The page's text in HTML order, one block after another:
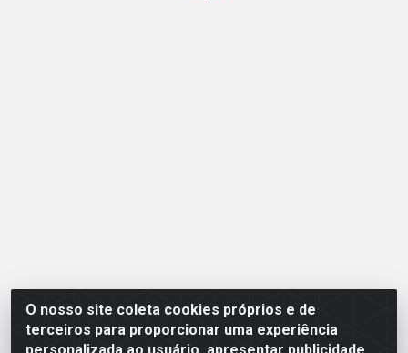
O nosso site coleta cookies próprios e de
terceiros para proporcionar uma experiência
Opção Atacadista - Setor De Industria Qi 21 Lt 23 A 41,
SN - Setor Industrial (Ceilândia), Brasília/DF - CEP